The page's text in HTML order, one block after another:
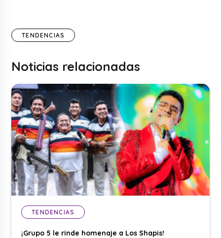
TENDENCIAS
Noticias relacionadas
TENDENCIAS
¡Grupo 5 le rinde homenaje a Los Shapis!